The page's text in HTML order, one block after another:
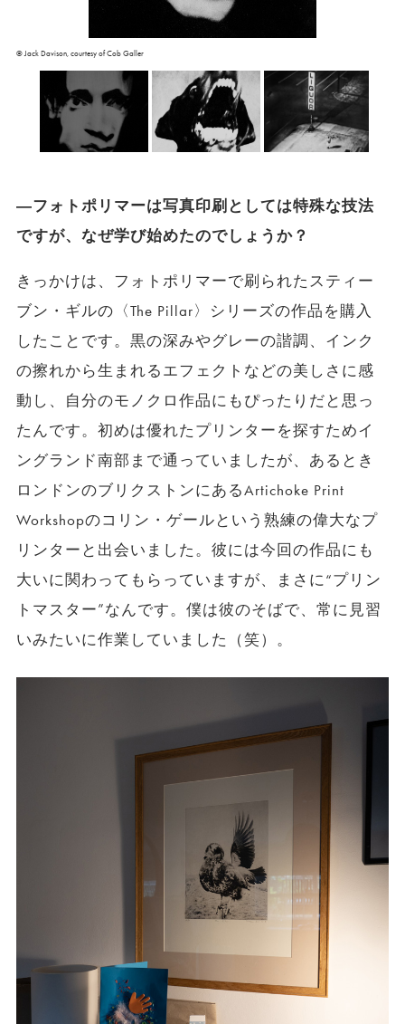
©︎ Jack Davison, courtesy of Cob Galler
―フォトポリマーは写真印刷としては特殊な技法
ですが、なぜ学び始めたのでしょうか？
きっかけは、フォトポリマーで刷られたスティー
ブン・ギルの〈The Pillar〉シリーズの作品を購入
したことです。黒の深みやグレーの諧調、インク
の擦れから生まれるエフェクトなどの美しさに感
動し、自分のモノクロ作品にもぴったりだと思っ
たんです。初めは優れたプリンターを探すためイ
ングランド南部まで通っていましたが、あるとき
ロンドンのブリクストンにあるArtichoke Print
Workshopのコリン・ゲールという熟練の偉大なプ
リンターと出会いました。彼には今回の作品にも
大いに関わってもらっていますが、まさに“プリン
トマスター”なんです。僕は彼のそばで、常に見習
いみたいに作業していました（笑）。